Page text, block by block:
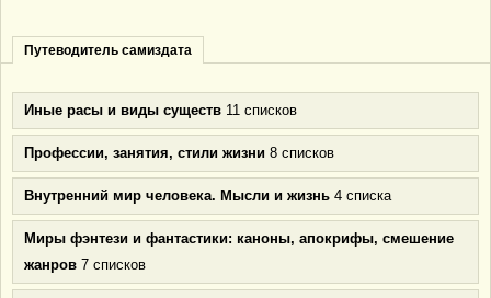
Путеводитель самиздата
Иные расы и виды существ 11 списков
Профессии, занятия, стили жизни 8 списков
Внутренний мир человека. Мысли и жизнь 4 списка
Миры фэнтези и фантастики: каноны, апокрифы, смешение
жанров 7 списков